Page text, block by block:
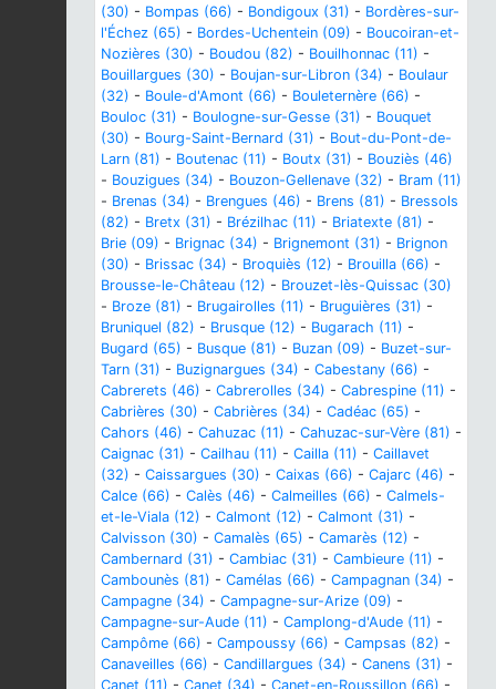
(30) - Bompas (66) - Bondigoux (31) - Bordères-sur-
l'Échez (65) - Bordes-Uchentein (09) - Boucoiran-et-
Nozières (30) - Boudou (82) - Bouilhonnac (11) -
Bouillargues (30) - Boujan-sur-Libron (34) - Boulaur
(32) - Boule-d'Amont (66) - Bouleternère (66) -
Bouloc (31) - Boulogne-sur-Gesse (31) - Bouquet
(30) - Bourg-Saint-Bernard (31) - Bout-du-Pont-de-
Larn (81) - Boutenac (11) - Boutx (31) - Bouziès (46)
- Bouzigues (34) - Bouzon-Gellenave (32) - Bram (11)
- Brenas (34) - Brengues (46) - Brens (81) - Bressols
(82) - Bretx (31) - Brézilhac (11) - Briatexte (81) -
Brie (09) - Brignac (34) - Brignemont (31) - Brignon
(30) - Brissac (34) - Broquiès (12) - Brouilla (66) -
Brousse-le-Château (12) - Brouzet-lès-Quissac (30)
- Broze (81) - Brugairolles (11) - Bruguières (31) -
Bruniquel (82) - Brusque (12) - Bugarach (11) -
Bugard (65) - Busque (81) - Buzan (09) - Buzet-sur-
Tarn (31) - Buzignargues (34) - Cabestany (66) -
Cabrerets (46) - Cabrerolles (34) - Cabrespine (11) -
Cabrières (30) - Cabrières (34) - Cadéac (65) -
Cahors (46) - Cahuzac (11) - Cahuzac-sur-Vère (81) -
Caignac (31) - Cailhau (11) - Cailla (11) - Caillavet
(32) - Caissargues (30) - Caixas (66) - Cajarc (46) -
Calce (66) - Calès (46) - Calmeilles (66) - Calmels-
et-le-Viala (12) - Calmont (12) - Calmont (31) -
Calvisson (30) - Camalès (65) - Camarès (12) -
Cambernard (31) - Cambiac (31) - Cambieure (11) -
Cambounès (81) - Camélas (66) - Campagnan (34) -
Campagne (34) - Campagne-sur-Arize (09) -
Campagne-sur-Aude (11) - Camplong-d'Aude (11) -
Campôme (66) - Campoussy (66) - Campsas (82) -
Canaveilles (66) - Candillargues (34) - Canens (31) -
Canet (11) - Canet (34) - Canet-en-Roussillon (66) -